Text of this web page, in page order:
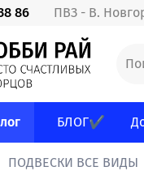
ПВЗ - В.
86
БЛОГ✔
ПОДВЕСКИ ВСЕ ВИДЫ